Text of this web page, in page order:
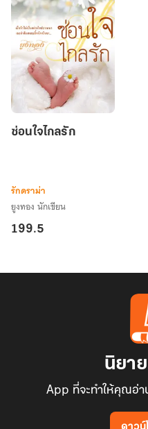
ใจ
ซ่อนใจไกลรัก
รักดราม่า
ยูงทอง นักเขียน
199.5
นิยา
App ที่จะทำให้คุณอ่า